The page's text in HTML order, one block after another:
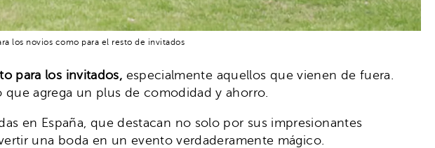
los novios como para el resto de invitados
para los invitados, especialmente aquellos que vienen de fuera.
que agrega un plus de comodidad y ahorro.
en España, que destacan no solo por sus impresionantes
una boda en un evento verdaderamente mágico.